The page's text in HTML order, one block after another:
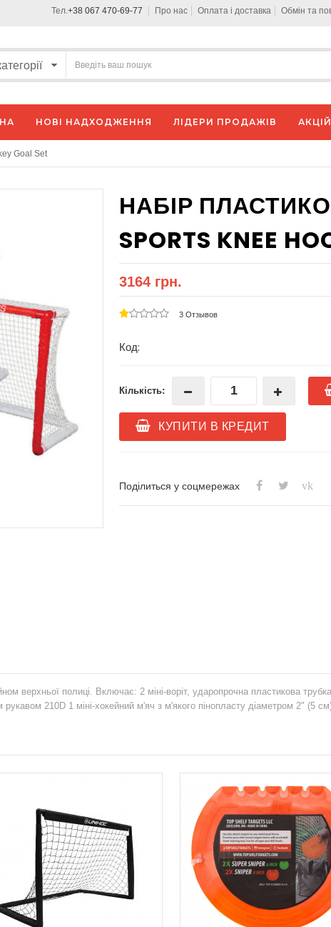
Тел.+38 067 470-69-77 Про нас Оплата і доставка Обмін та
НОВІ НАДХОДЖЕННЯ ЛІДЕРИ ПРОДАЖІВ
Goal Set
НАБІР
SPORTS KNEE
3164 грн.
3 Отзывов
Код:
Кількість:
КУПИТИ В КРЕДИТ
Поділиться у соцмережах vk
верхньої полиці. Включає: 2 міні-воріт, ударопрочна пластикова
рукавом 210D 1 міні-хокейний м'яч з м'якого пінопласту діаметром 2"